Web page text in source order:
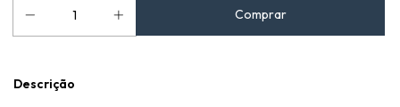
Descrição